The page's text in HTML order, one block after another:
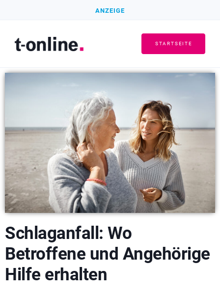
ANZEIGE
STARTSEITE
Schlaganfall: Wo
Betroffene und Angehörige
Hilfe erhalten